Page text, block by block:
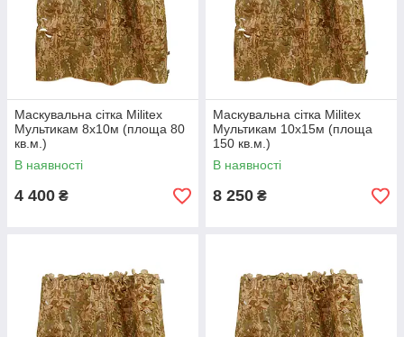
Маскувальна сітка Militex
Мультикам 8х10м (площа 80
кв.м.)
В наявності
4 400 ₴
Маскувальна сітка Militex
Мультикам 10х15м (площа
150 кв.м.)
В наявності
8 250 ₴